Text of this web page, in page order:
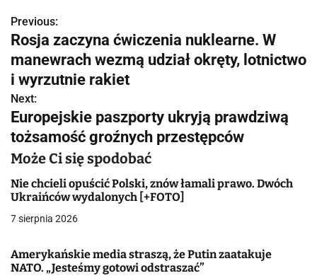
N
a
w
i
g
a
c
j
w
Previous:
Rosja zaczyna ćwiczenia nuklearne. W
manewrach wezmą udział okręty, lotnictwo
i wyrzutnie rakiet
Next:
Europejskie paszporty ukryją prawdziwą
tożsamość groźnych przestępców
Może Ci się spodobać
Nie chcieli opuścić Polski, znów łamali prawo. Dwóch
Ukraińców wydalonych [+FOTO]
7 sierpnia 2026
Amerykańskie media straszą, że Putin zaatakuje
NATO. „Jesteśmy gotowi odstraszać”